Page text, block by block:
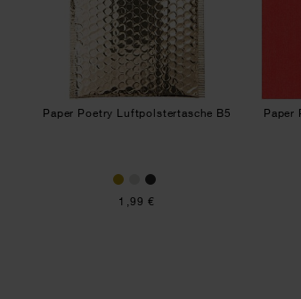
Paper Poetry Luftpolstertasche B5
1,99 €
Paper